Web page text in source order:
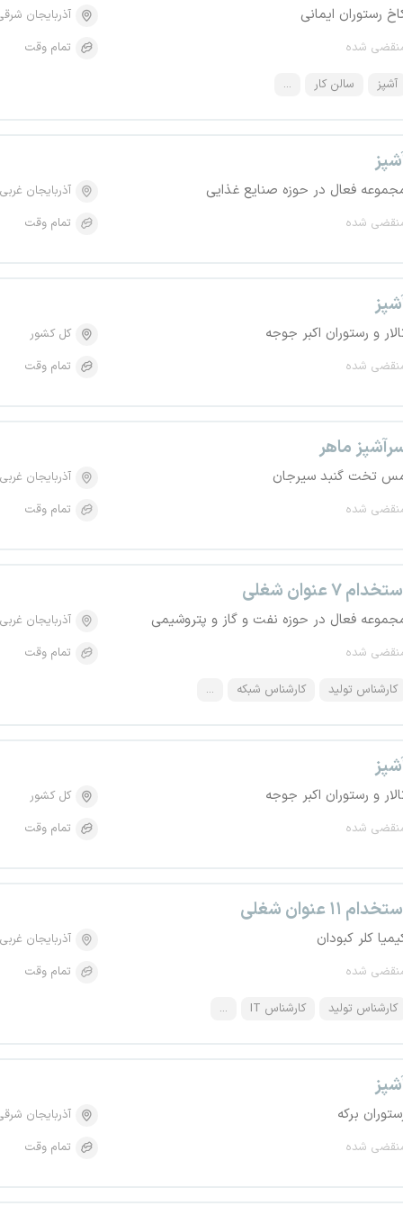
رستوران ایمانی
شده
آذربایجان
تمام وقت
آشپز سالن کار ...
فعال در حوزه صنایع غذایی
شده
آذربایجان غربی
تمام وقت
و رستوران اکبر جوجه
شده
کل کشور
تمام وقت
ماهر
تخت گنبد سیرجان
شده
آذربایجان غربی
تمام وقت
۷ عنوان شغلی
فعال در حوزه نفت و گاز و پتروشیمی
شده
آذربایجان غربی
تمام وقت
کارشناس تولید کارشناس شبکه ...
و رستوران اکبر جوجه
شده
کل کشور
تمام وقت
۱۱ عنوان شغلی
کلر کبودان
شده
آذربایجان غربی
تمام وقت
کارشناس تولید کارشناس IT ...
برکه
شده
آذربایجان
تمام وقت